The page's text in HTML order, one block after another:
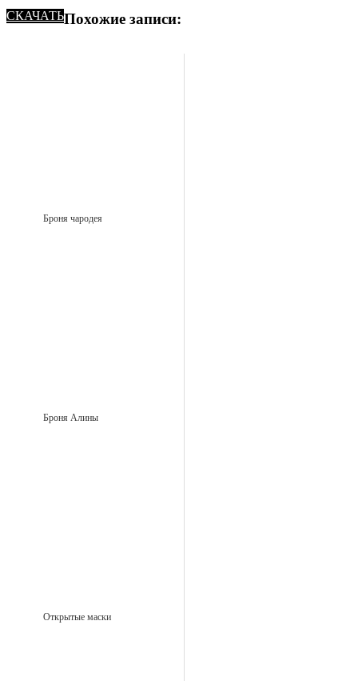
СКАЧАТЬПохожие записи:
Броня чародея
Броня Алины
Открытые маски